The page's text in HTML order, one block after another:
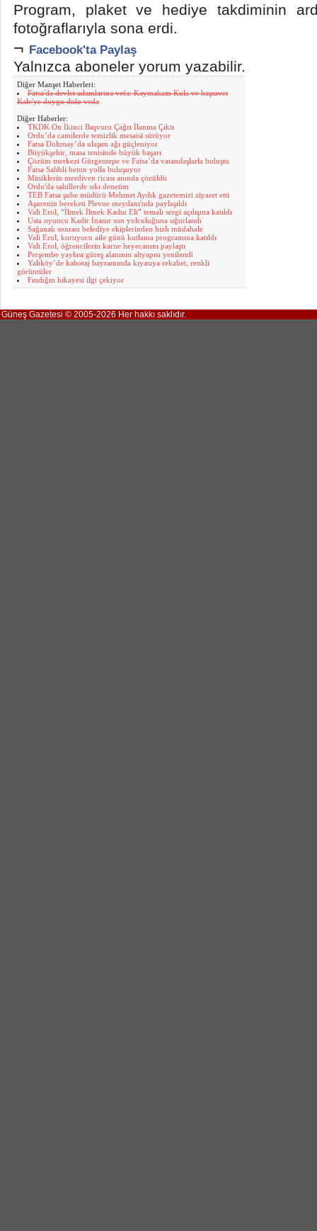
Program, plaket ve hediye takdiminin
fotoğraflarıyla sona erdi.
¬ Facebook'ta Paylaş
Yalnızca aboneler yorum yazabilir.
Diğer Manşet Haberleri:
Fatsa'da devlet adamlarına vefa: Kaymakam Kula ve başsavcı
Kale'ye duygu dolu veda
Diğer Haberler:
TKDK On İkinci Başvuru Çağrı İlanına Çıktı
Ordu’da camilerde temizlik mesaisi sürüyor
Fatsa Dolunay’da ulaşım ağı güçleniyor
Büyükşehir, masa tenisinde büyük başarı
Çözüm merkezi Gürgentepe ve Fatsa’da vatandaşlarla buluştu
Fatsa Salihli beton yolla buluşuyor
Miniklerin merdiven ricası anında çözüldü
Ordu'da sahillerde sıkı denetim
TEB Fatsa şube müdürü Mehmet Aydık gazetemizi ziyaret etti
Aşurenin bereketi Plevne meydanı'nda paylaşıldı
Vali Erol, “İlmek İlmek Kadın Eli” temalı sergi açılışına katıldı
Usta oyuncu Kadir İnanır son yolculuğuna uğurlandı
Sağanak sonrası belediye ekiplerinden hızlı müdahale
Vali Erol, koruyucu aile günü kutlama programına katıldı
Vali Erol, öğrencilerin karne heyecanını paylaştı
Perşembe yaylası güreş alanının altyapısı yenilendi
Yalıköy’de kabotaj bayramında kıyasıya rekabet, renkli
görüntüler
Fındığın hikayesi ilgi çekiyor
Güneş Gazetesi © 2005-2026 Her hakkı saklıdır.